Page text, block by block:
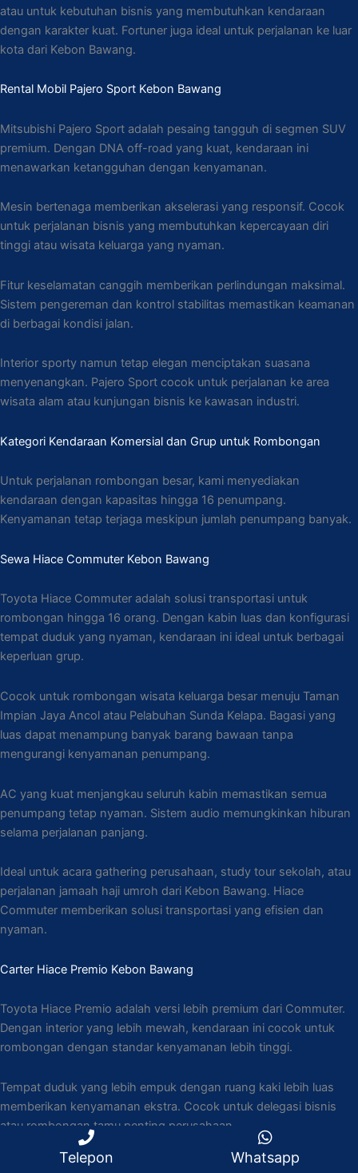
atau untuk kebutuhan bisnis yang membutuhkan kendaraan
dengan karakter kuat. Fortuner juga ideal untuk perjalanan ke luar
kota dari Kebon Bawang.
Rental Mobil Pajero Sport Kebon Bawang
Mitsubishi Pajero Sport adalah pesaing tangguh di segmen SUV
premium. Dengan DNA off-road yang kuat, kendaraan ini
menawarkan ketangguhan dengan kenyamanan.
Mesin bertenaga memberikan akselerasi yang responsif. Cocok
untuk perjalanan bisnis yang membutuhkan kepercayaan diri
tinggi atau wisata keluarga yang nyaman.
Fitur keselamatan canggih memberikan perlindungan maksimal.
Sistem pengereman dan kontrol stabilitas memastikan keamanan
di berbagai kondisi jalan.
Interior sporty namun tetap elegan menciptakan suasana
menyenangkan. Pajero Sport cocok untuk perjalanan ke area
wisata alam atau kunjungan bisnis ke kawasan industri.
Kategori Kendaraan Komersial dan Grup untuk Rombongan
Untuk perjalanan rombongan besar, kami menyediakan
kendaraan dengan kapasitas hingga 16 penumpang.
Kenyamanan tetap terjaga meskipun jumlah penumpang banyak.
Sewa Hiace Commuter Kebon Bawang
Toyota Hiace Commuter adalah solusi transportasi untuk
rombongan hingga 16 orang. Dengan kabin luas dan konfigurasi
tempat duduk yang nyaman, kendaraan ini ideal untuk berbagai
keperluan grup.
Cocok untuk rombongan wisata keluarga besar menuju Taman
Impian Jaya Ancol atau Pelabuhan Sunda Kelapa. Bagasi yang
luas dapat menampung banyak barang bawaan tanpa
mengurangi kenyamanan penumpang.
AC yang kuat menjangkau seluruh kabin memastikan semua
penumpang tetap nyaman. Sistem audio memungkinkan hiburan
selama perjalanan panjang.
Ideal untuk acara gathering perusahaan, study tour sekolah, atau
perjalanan jamaah haji umroh dari Kebon Bawang. Hiace
Commuter memberikan solusi transportasi yang efisien dan
nyaman.
Carter Hiace Premio Kebon Bawang
Toyota Hiace Premio adalah versi lebih premium dari Commuter.
Dengan interior yang lebih mewah, kendaraan ini cocok untuk
rombongan dengan standar kenyamanan lebih tinggi.
Tempat duduk yang lebih empuk dengan ruang kaki lebih luas
memberikan kenyamanan ekstra. Cocok untuk delegasi bisnis
atau rombongan tamu penting perusahaan.
Perjalanan menuju venue pernikahan di hotel mewah atau acara
Telepon Whatsapp